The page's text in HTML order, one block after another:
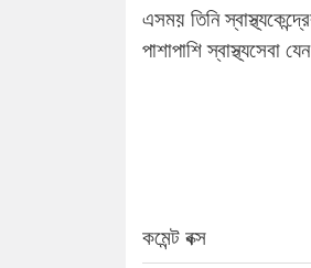
এসময় তিনি
পাশাপাশি স্বাস্থ্যসেবা
কমেন্ট বক্স